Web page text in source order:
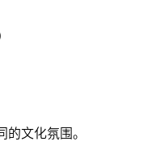
文化氛围。